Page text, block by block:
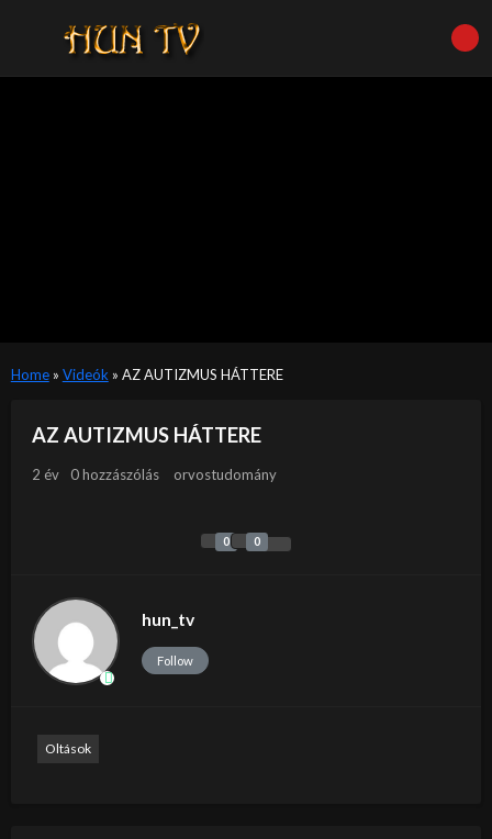
Home» Videók » AZ AUTIZMUS HÁTTERE
AZ AUTIZMUS HÁTTERE
2 év 0 hozzászólás orvostudomány
0 0
hun_tv
Follow
Oltások